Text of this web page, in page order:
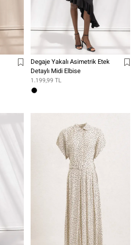
Degaje Yakalı Asimetrik Etek
Detaylı Midi Elbise
1.199,99 TL